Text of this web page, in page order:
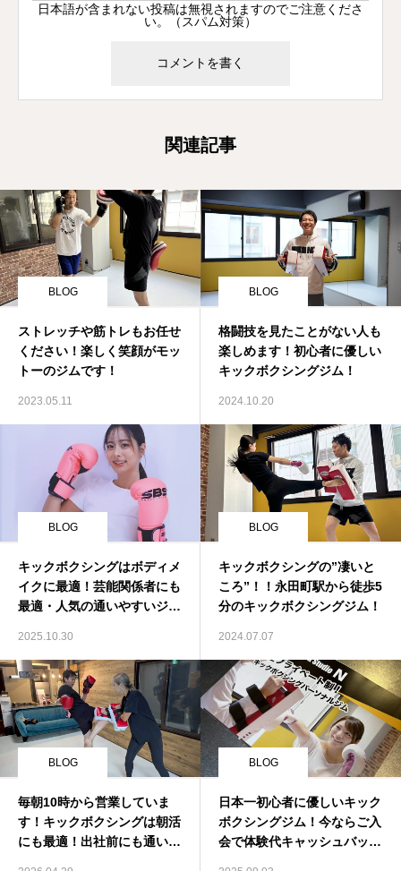
日本語が含まれない投稿は無視されますのでご注意くださ
い。（スパム対策）
関連記事
BLOG
ストレッチや筋トレもお任せ
ください！楽しく笑顔がモッ
トーのジムです！
2023.05.11
BLOG
格闘技を見たことがない人も
楽しめます！初心者に優しい
キックボクシングジム！
2024.10.20
BLOG
キックボクシングはボディメ
イクに最適！芸能関係者にも
最適・人気の通いやすいジム
2025.10.30
BLOG
キックボクシングの”凄いと
ころ”！！永田町駅から徒歩5
分のキックボクシングジム！
2024.07.07
BLOG
毎朝10時から営業していま
す！キックボクシングは朝活
にも最適！出社前にも通いや
BLOG
日本一初心者に優しいキック
ボクシングジム！今ならご入
会で体験代キャッシュバッ